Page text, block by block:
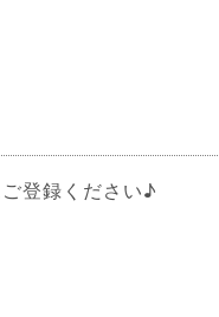
登録ください♪